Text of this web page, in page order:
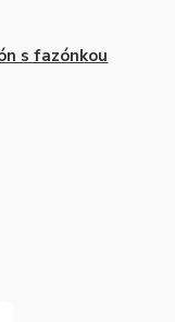
s fazónkou